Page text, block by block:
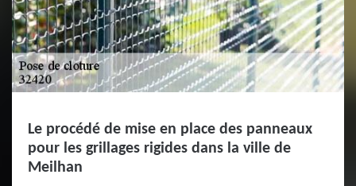
Le procédé de mise en place des panneaux
pour les grillages rigides dans la ville de
Meilhan